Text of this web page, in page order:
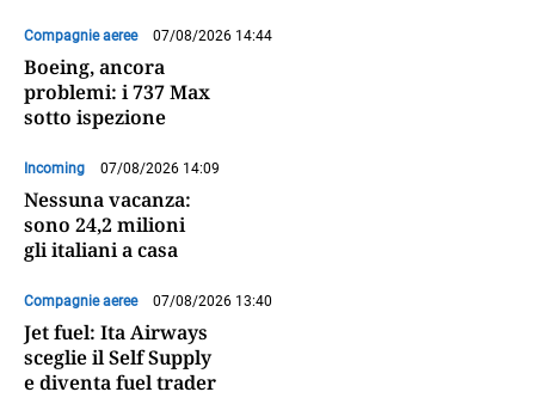
Compagnie aeree 07/08/2026 14:44
Boeing, ancora
problemi: i 737 Max
sotto ispezione
Incoming 07/08/2026 14:09
Nessuna vacanza:
sono 24,2 milioni
gli italiani a casa
Compagnie aeree 07/08/2026 13:40
Jet fuel: Ita Airways
sceglie il Self Supply
e diventa fuel trader